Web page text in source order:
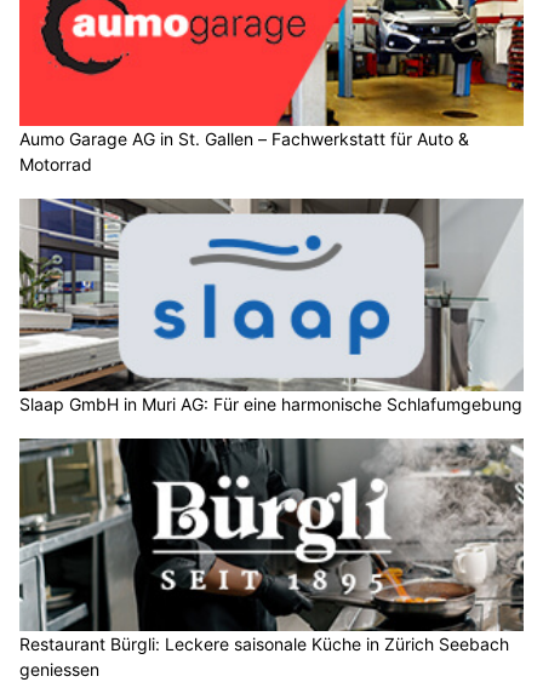
Aumo Garage AG in St. Gallen – Fachwerkstatt für Auto &
Motorrad
Slaap GmbH in Muri AG: Für eine harmonische Schlafumgebung
Restaurant Bürgli: Leckere saisonale Küche in Zürich Seebach
geniessen